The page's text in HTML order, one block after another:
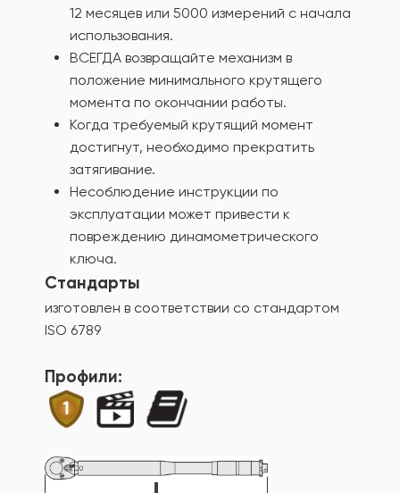
12 месяцев или 5000 измерений с начала
использования.
ВСЕГДА возвращайте механизм в
положение минимального крутящего
момента по окончании работы.
Когда требуемый крутящий момент
достигнут, необходимо прекратить
затягивание.
Несоблюдение инструкции по
эксплуатации может привести к
повреждению динамометрического
ключа.
Стандарты
изготовлен в соответствии со стандартом
ISO 6789
Профили: